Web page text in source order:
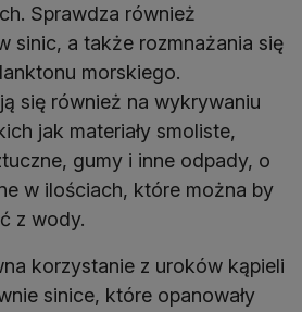
Sprawdza również
sinic, a także rozmnażania się
morskiego.
się również na wykrywaniu
jak materiały smoliste,
gumy i inne odpady, o
w ilościach, które można by
z wody.
korzystanie z uroków kąpieli
sinice, które opanowały